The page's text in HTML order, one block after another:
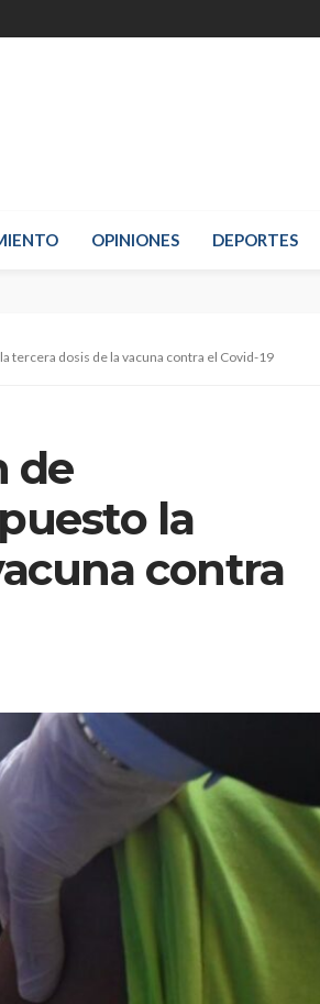
OPINIONES DEPORTES
tercera dosis de la vacuna contra el Covid-19
de
la
contra